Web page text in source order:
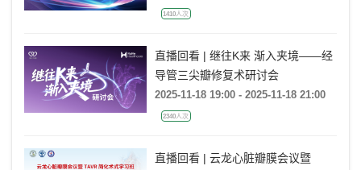
1410人次
直播回看 | 继往K来 渐入夹境——经
导管三尖瓣修复术研讨会
2025-11-18 19:00 - 2025-11-18 21:00
2340人次
直播回看 | 云龙心脏瓣膜会议暨